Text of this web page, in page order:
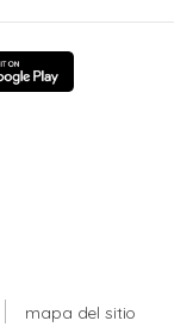
mapa del sitio